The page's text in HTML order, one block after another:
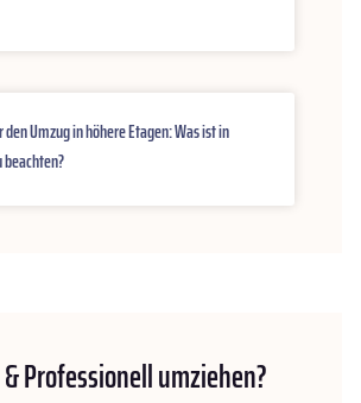
Umzug in höhere Etagen: Was ist in
Professionell umziehen?